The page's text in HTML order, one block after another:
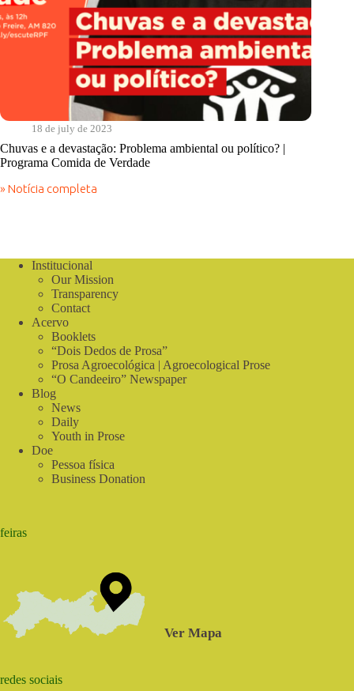
18 de july de 2023
Chuvas e a devastação: Problema ambiental ou político? |
Programa Comida de Verdade
» Notícia completa
Chuvas
ambiental
Programa
Comida
Verdade
Institucional
Our Mission
Transparency
Contact
Acervo
Booklets
“Dois Dedos de Prosa”
Prosa Agroecológica | Agroecological Prose
“O Candeeiro” Newspaper
Blog
News
Daily
Youth in Prose
Doe
Pessoa física
Business Donation
feiras
Ver Mapa
redes sociais